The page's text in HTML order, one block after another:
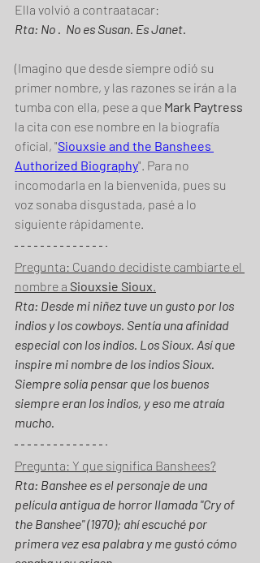
Ella volvió a contraatacar:
Rta: No .  No es Susan. Es Janet.
(Imagino que desde siempre odió su
primer nombre, y las razones se irán a la
tumba con ella, pese a que Mark Paytress
la cita con ese nombre en la biografía
oficial, "Siouxsie and the Banshees
Authorized Biography". Para no
incomodarla en la bienvenida, pues su
voz sonaba disgustada, pasé a lo
siguiente rápidamente.
Pregunta: Cuando decidiste cambiarte el
nombre a Siouxsie Sioux
Rta: Desde mi niñez tuve un gusto por los
indios y los cowboys. Sentía una afinidad
especial con los indios. Los Sioux. Así que
inspire mi nombre de los indios Sioux.
Siempre solía pensar que los buenos
siempre eran los indios, y eso me atraía
mucho.
Pregunta: Y que significa Banshees?
Rta: Banshee es el personaje de una
película antigua de horror llamada "Cry of
the Banshee" (1970); ahí escuché por
primera vez esa palabra y me gustó cómo